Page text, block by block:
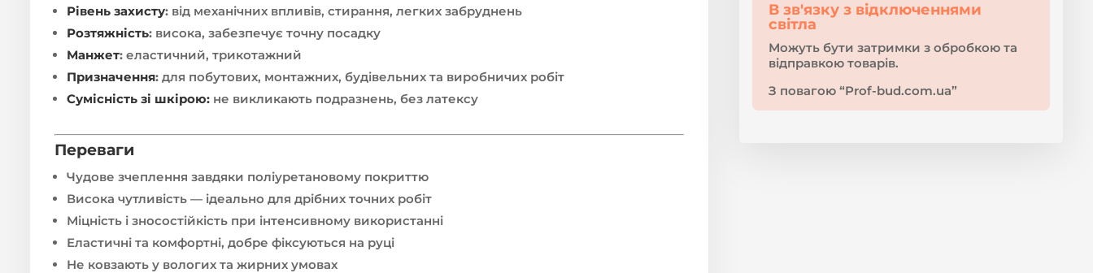
Рівень захисту: від механічних впливів, стирання, легких забруднень
Розтяжність: висока, забезпечує точну посадку
Манжет: еластичний, трикотажний
Призначення: для побутових, монтажних, будівельних та виробничих робіт
Сумісність зі шкірою: не викликають подразнень, без латексу
Переваги
Чудове зчеплення завдяки поліуретановому покриттю
Висока чутливість — ідеально для дрібних точних робіт
Міцність і зносостійкість при інтенсивному використанні
Еластичні та комфортні, добре фіксуються на руці
Не ковзають у вологих та жирних умовах
В зв'язку з відключеннями
світла
Можуть бути затримки з обробкою та
відправкою товарів.
З повагою “Prof-bud.com.ua”